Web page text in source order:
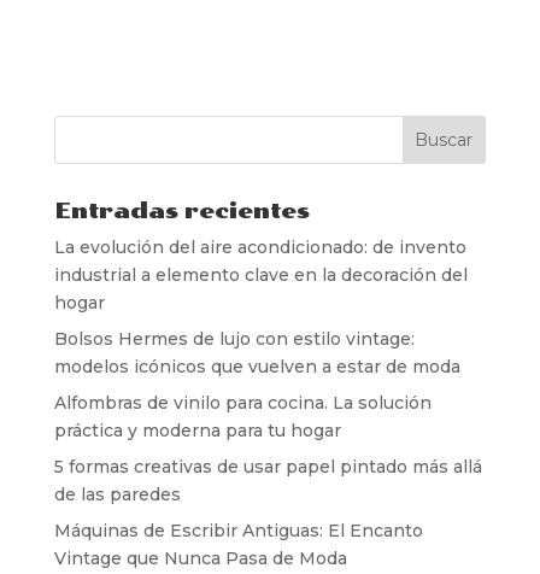
Entradas recientes
La evolución del aire acondicionado: de invento
industrial a elemento clave en la decoración del
hogar
Bolsos Hermes de lujo con estilo vintage:
modelos icónicos que vuelven a estar de moda
Alfombras de vinilo para cocina. La solución
práctica y moderna para tu hogar
5 formas creativas de usar papel pintado más allá
de las paredes
Máquinas de Escribir Antiguas: El Encanto
Vintage que Nunca Pasa de Moda